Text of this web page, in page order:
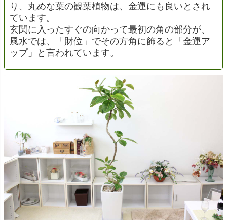
り、丸めな葉の観葉植物は、金運にも良いとされ
ています。
玄関に入ったすぐの向かって最初の角の部分が、
風水では、「財位」でその方角に飾ると「金運ア
ップ」と言われています。